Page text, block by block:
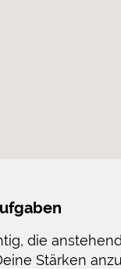
die
Stärken